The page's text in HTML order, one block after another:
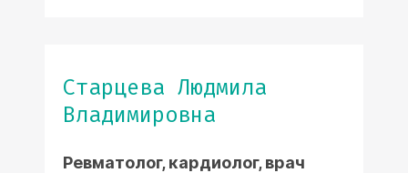
Старцева Людмила
Владимировна
Ревматолог, кардиолог, врач